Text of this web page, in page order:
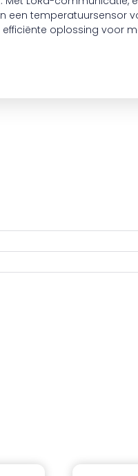
een temperatuursensor
oplossing voor